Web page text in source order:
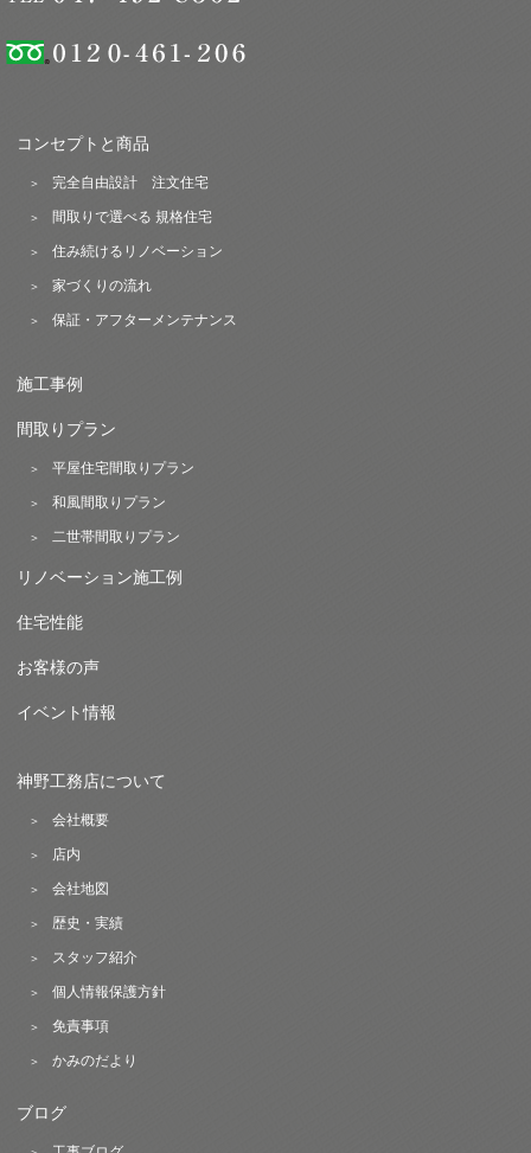
コンセプトと商品
完全自由設計 注文住宅
間取りで選べる 規格住宅
住み続けるリノベーション
家づくりの流れ
保証・アフターメンテナンス
施工事例
間取りプラン
平屋住宅間取りプラン
和風間取りプラン
二世帯間取りプラン
リノベーション施工例
住宅性能
お客様の声
イベント情報
神野工務店について
会社概要
店内
会社地図
歴史・実績
スタッフ紹介
個人情報保護方針
免責事項
かみのだより
ブログ